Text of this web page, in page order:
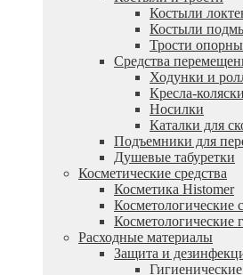
Костыли
Костыли
Трости
Средства
Ходунки и
Кресла-коляски
Носилки
Каталки для
Подъемники для
Душевые табуретки
Косметические средства
Косметика Histomer
Косметологические
Косметологические
Расходные материалы
Защита и